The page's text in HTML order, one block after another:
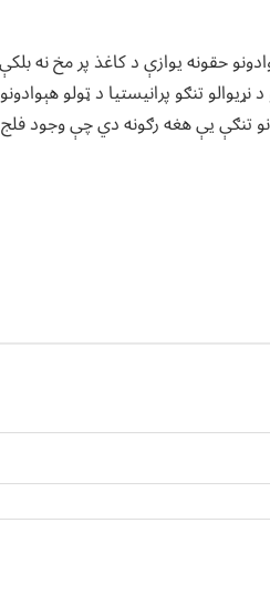
حقونه یوازې د کاغذ پر مخ نه
تنګو پرانیستیا د ټولو
تنګې یې هغه رګونه دي چې وجود